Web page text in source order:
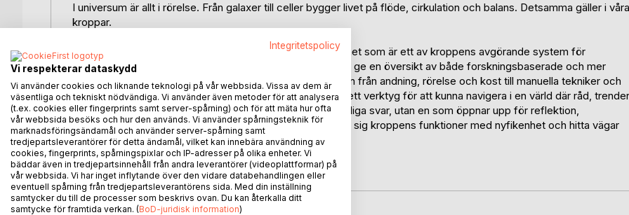
I universum är allt i rörelse. Från galaxer till celler bygger livet på flöde, cirkulation och balans. Detsamma gäller i våra
kroppar.
I den här boken gör vi en fördjupande resa in i lymfsystemet som är ett av kroppens avgörande system för
immunförsvar, återhämtning och välmående. Boken ämnar ge en översikt av både forskningsbaserade och mer
erfarenhetsbaserade metoder för att öka lymfcirkulationen från andning, rörelse och kost till manuella tekniker och
livsstilsförändringar. Kanske kan den även användas som ett verktyg för att kunna navigera i en värld där råd, trender
och teorier ofta blandas. Detta är inte en bok som ger färdiga svar, utan en som öppnar upp för reflektion,
utforskande och förståelse. En bok för den som vill närma sig kroppens funktioner med nyfikenhet och hitta vägar
till ökad cirkulation, energi och balans.
För när flödet fungerar, fungerar vi.
Integritetspolicy
Vi respekterar dataskydd
Vi använder cookies och liknande teknologi på vår webbsida. Vissa av dem är
väsentliga och tekniskt nödvändiga. Vi använder även metoder för att analysera
(t.ex. cookies eller fingerprints samt server-spårning) och för att mäta hur ofta
vår webbsida besöks och hur den används. Vi använder spårningsteknik för
marknadsföringsändamål och använder server-spårning samt
tredjepartsleverantörer för detta ändamål, vilket kan innebära användning av
cookies, fingerprints, spårningspixlar och IP-adresser på olika enheter. Vi
bäddar även in tredjepartsinnehåll från andra leverantörer (videoplattformar) på
vår webbsida. Vi har inget inflytande över den vidare databehandlingen eller
eventuell spårning från tredjepartsleverantörens sida. Med din inställning
samtycker du till de processer som beskrivs ovan. Du kan återkalla ditt
samtycke för framtida verkan. (BoD-juridisk information)